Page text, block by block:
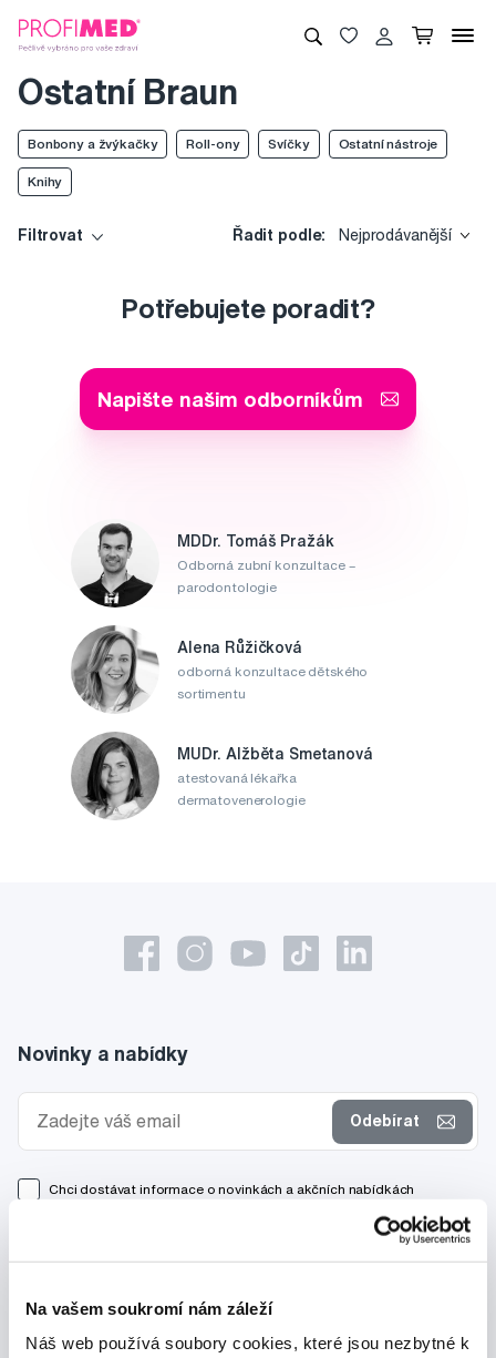
Na vašem soukromí nám záleží
Náš web používá soubory cookies, které jsou nezbytné k
Ostatní Braun
Bonbony a žvýkačky Roll-ony Svíčky Ostatní nástroje
Knihy
Filtrovat Řadit podle: Nejprodávanější
Potřebujete poradit?
Napište našim odborníkům
MDDr. Tomáš Pražák
Odborná zubní konzultace –
parodontologie
Alena Růžičková
odborná konzultace dětského
sortimentu
MUDr. Alžběta Smetanová
atestovaná lékařka
dermatovenerologie
Novinky a nabídky
Odebírat
Chci dostávat informace o novinkách a akčních nabídkách